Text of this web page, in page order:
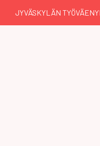
JYVÄSKYLÄN